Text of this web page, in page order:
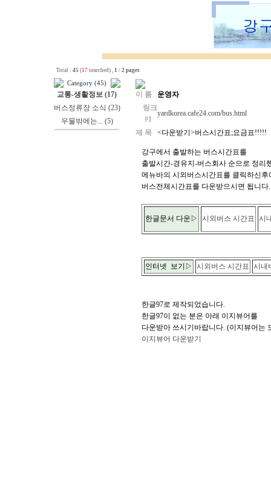
Total : 45 (17searched) , 1 / 2 pages
Category (45)
교통-생활정보 (17)
버스정류장 소식 (23)
우물밖에는... (5)
이 름 운영자
링크
#1
yardkorea.cafe24.com/bus.html
제 목 <다운받기>버스시간표;요금표!!!!!
강구에서 출발하는 버스시간표를
출발시간-경유지-버스회사 순으로 정리
메뉴바의 시외버스시간표를 클릭하신후
버스전체시간표를 다운받으시면 됩니다.
한글문서 다운▷ 시외버스 시간표 시
인터넷 보기▷ 시외버스 시간표 시내
한글97로 제작되었습니다.
한글97이 없는 분은 아래 이지뷰어를
다운받아 쓰시기바랍니다. (이지뷰어는
이지뷰어 다운받기